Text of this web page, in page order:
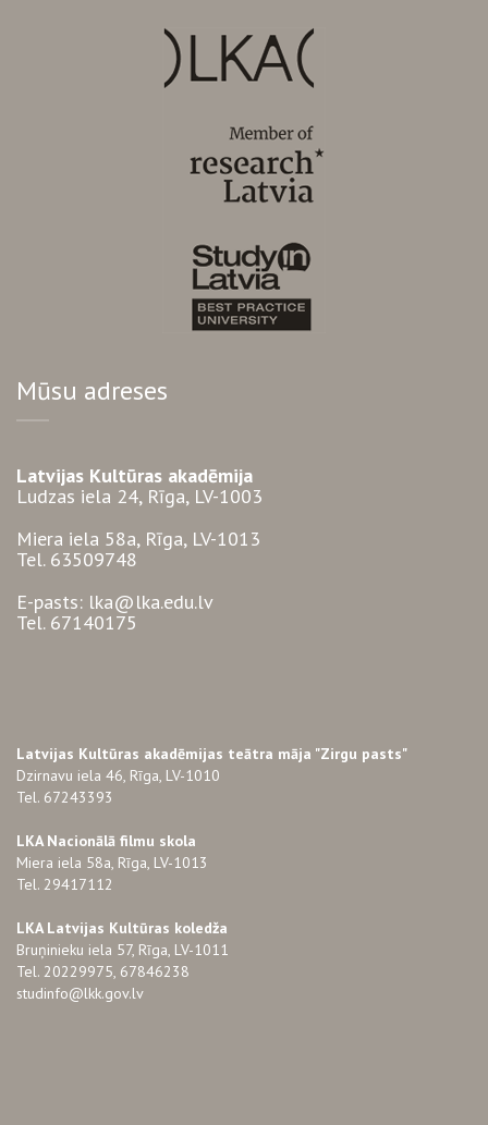
Mūsu adreses
Latvijas Kultūras akadēmija
Ludzas iela 24, Rīga, LV-1003
Miera iela 58a, Rīga, LV-1013
Tel. 63509748
E-pasts: lka@lka.edu.lv
Tel. 67140175
Latvijas Kultūras akadēmijas teātra māja "Zirgu pasts"
Dzirnavu iela 46, Rīga, LV-1010
Tel. 67243393
LKA Nacionālā filmu skola
Miera iela 58a, Rīga, LV-1013
Tel. 29417112
LKA Latvijas Kultūras koledža
Bruņinieku iela 57, Rīga, LV-1011
Tel. 20229975, 67846238
studinfo@lkk.gov.lv